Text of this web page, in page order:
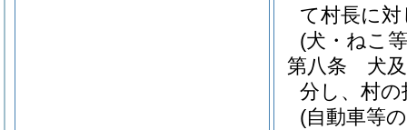
て村長に
(犬・ねこ
第八条
犬
分し、村
(自動車等